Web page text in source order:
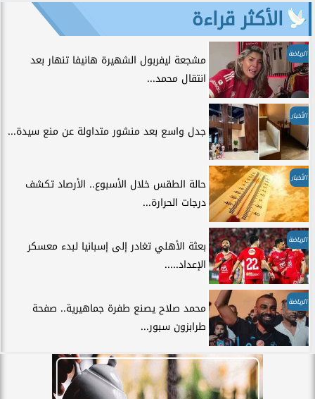
الأكثر قراءة
الرياضة
مشجعة ليفربول الشهيرة هانيفا تنهار بعد
انتقال محمد...
الأخبار
جدل واسع بعد منشور متداولة عن منع سيدة...
الأخبار
حالة الطقس خلال الأسبوع.. الأرصاد تكشف
درجات الحرارة...
الرياضة
بعثة الأهلي تغادر إلى إسبانيا لبدء معسكر
الإعداد.....
الرياضة
محمد صلاح يصنع طفرة جماهيرية.. صفحة
طرابزون سبور...